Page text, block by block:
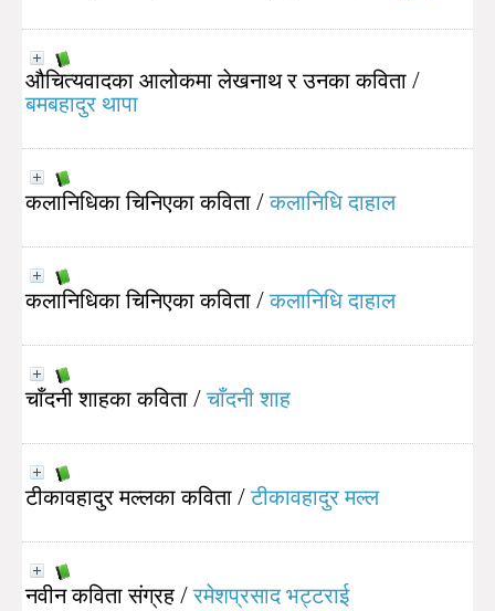
औचित्यवादका आलोकमा लेखनाथ र उनका कविता/
बमबहादुर थापा
कलानिधिका चिनिएका कविता/कलानिधि दाहाल
कलानिधिका चिनिएका कविता/कलानिधि दाहाल
चाँदनी शाहका कविता/चाँदनी शाह
टीकावहादुर मल्लका कविता/टीकावहादुर मल्ल
नवीन कविता संग्रह/रमेशप्रसाद भट्टराई